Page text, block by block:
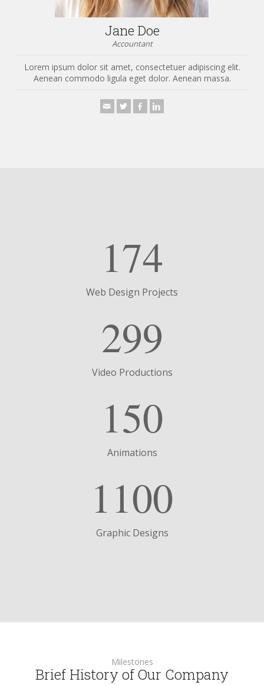
Jane Doe
Accountant
Lorem ipsum dolor sit amet, consectetuer adipiscing elit.
Aenean commodo ligula eget dolor. Aenean massa.
174
Web Design Projects
299
Video Productions
150
Animations
1100
Graphic Designs
Milestones
Brief History of Our Company